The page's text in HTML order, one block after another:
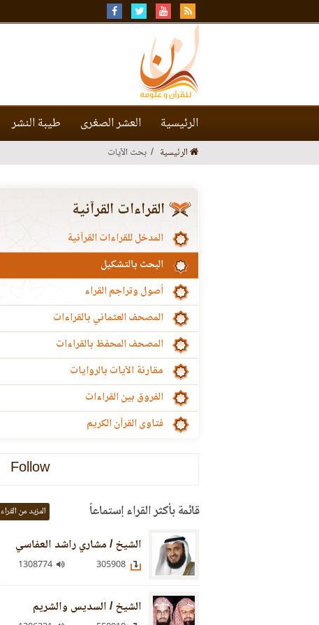
الرئيسية العشر الصغرى طيبة النشر
الرئيسية بحث الآيات
القراءات القرآنية
المدخل للقراءات القرآنية
البحث بالتشكيل
أصول وتراجم القراء
المصحف العثماني بالقراءات
المصحف المحفظ بالقراءات
مقارنة الآيات بالروايات
الفروق بين القراءات
فتاوى القرآن الكريم
Follow
قائمة بأكثر القراء إستماعاً المزيد من القراء
الشيخ / مشاري راشد العفاسي
الشيخ / السديس والشريم